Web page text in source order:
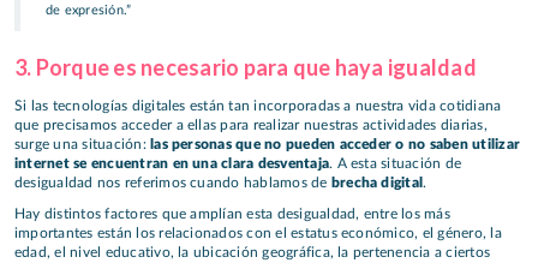
de expresión.”
3. Porque es necesario para que haya igualdad
Si las tecnologías digitales están tan incorporadas a nuestra vida cotidiana
que precisamos acceder a ellas para realizar nuestras actividades diarias,
surge una situación: las personas que no pueden acceder o no saben utilizar
internet se encuentran en una clara desventaja. A esta situación de
desigualdad nos referimos cuando hablamos de brecha digital .
Hay distintos factores que amplían esta desigualdad, entre los más
importantes están los relacionados con el estatus económico, el género, la
edad, el nivel educativo, la ubicación geográfica, la pertenencia a ciertos